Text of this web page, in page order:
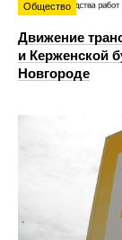
Общество
Движение
и Керженской
Новгороде